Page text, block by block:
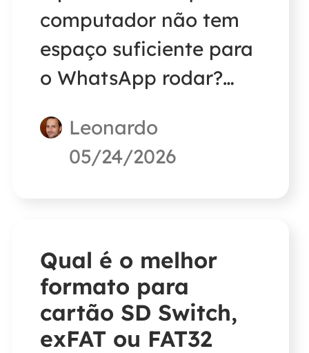
computador não tem
espaço suficiente para
o WhatsApp rodar?
para esse problema
lendo este artigo.
Leonardo
05/24/2026
Qual é o melhor
formato para
cartão SD Switch,
exFAT ou FAT32